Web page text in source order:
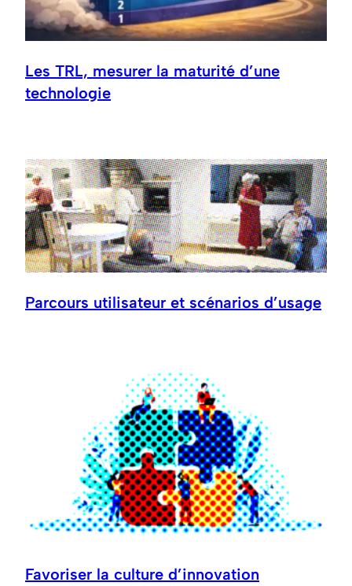
Les TRL, mesurer la maturité d’une
technologie
Parcours utilisateur et scénarios d’usage
Favoriser la culture d’innovation